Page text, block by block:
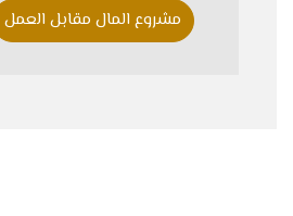
مشروع المال مقابل العمل